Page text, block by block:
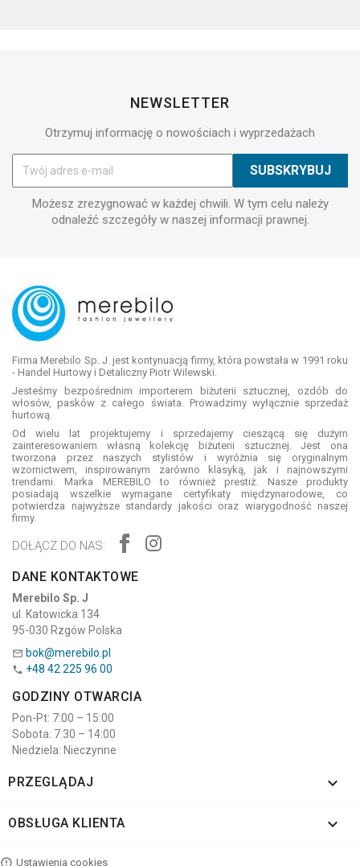
NEWSLETTER
Otrzymuj informację o nowościach i wyprzedażach
Możesz zrezygnować w każdej chwili. W tym celu należy
odnaleźć szczegóły w naszej informacji prawnej.
Firma Merebilo Sp. J. jest kontynuacją firmy, która powstała w 1991 roku
- Handel Hurtowy i Detaliczny Piotr Wilewski.
Jesteśmy bezpośrednim importerem biżuterii sztucznej, ozdób do
włosów, pasków z całego świata. Prowadzimy wyłącznie sprzedaż
hurtową.
Od wielu lat projektujemy i sprzedajemy cieszącą się dużym
zainteresowaniem własną kolekcję biżuterii sztucznej. Jest ona
tworzona przez naszych stylistów i wyróżnia się oryginalnym
wzornictwem, inspirowanym zarówno klasyką, jak i najnowszymi
trendami. Marka MEREBILO to również prestiż. Nasze produkty
posiadają wszelkie wymagane certyfikaty międzynarodowe, co
potwierdza najwyższe standardy jakości oraz wiarygodność naszej
firmy.
DOŁĄCZ DO NAS:
DANE KONTAKTOWE
Merebilo Sp. J
ul. Katowicka 134
95-030 Rzgów Polska
 bok@merebilo.pl
 +48 42 225 96 00
GODZINY OTWARCIA
Pon-Pt: 7:00 – 15:00
Sobota: 7:30 – 14:00
Niedziela: Nieczynne
PRZEGLĄDAJ 
OBSŁUGA KLIENTA 
Ustawienia cookies